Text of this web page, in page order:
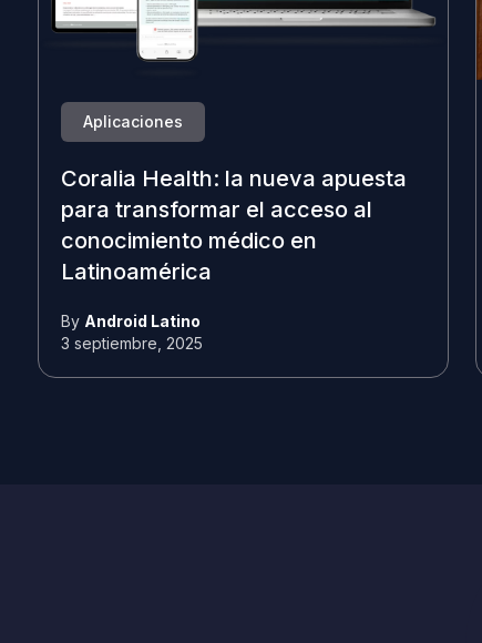
Aplicaciones
Coralia Health: la nueva apuesta
para transformar el acceso al
conocimiento médico en
Latinoamérica
By Android Latino
3 septiembre, 2025